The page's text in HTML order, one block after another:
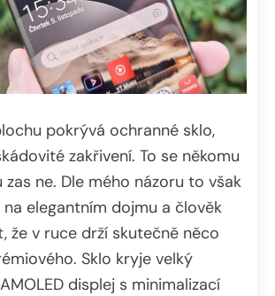
pokrývá ochranné sklo,
zakřivení. To se někomu
zas ne. Dle mého názoru to však
elegantním dojmu a člověk
že v ruce drží skutečně něco
Sklo kryje velký
displej s minimalizací